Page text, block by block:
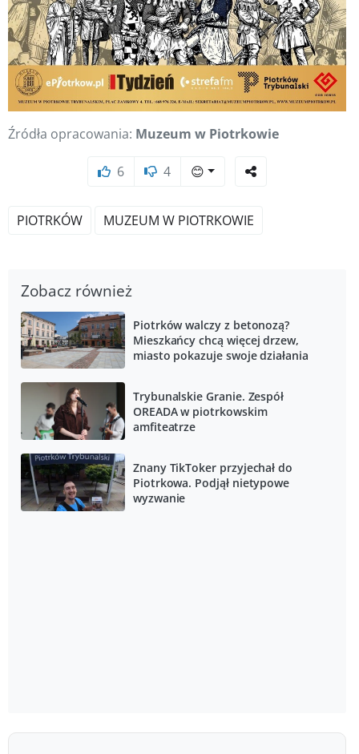
Źródła opracowania: Muzeum w Piotrkowie
6 4 😊
PIOTRKÓW MUZEUM W PIOTRKOWIE
Zobacz również
Piotrków walczy z betonozą?
Mieszkańcy chcą więcej drzew,
miasto pokazuje swoje działania
Trybunalskie Granie. Zespół
OREADA w piotrkowskim
amfiteatrze
Znany TikToker przyjechał do
Piotrkowa. Podjął nietypowe
wyzwanie